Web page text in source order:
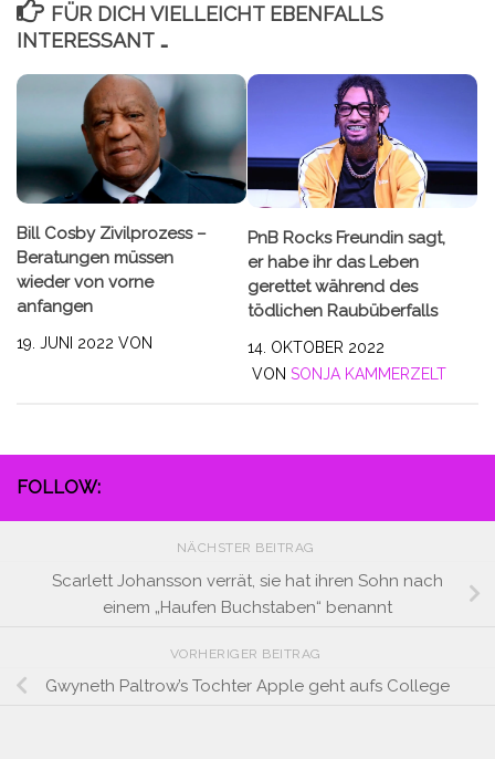
FÜR DICH VIELLEICHT EBENFALLS
INTERESSANT …
Bill Cosby Zivilprozess –
Beratungen müssen
wieder von vorne
anfangen
19. JUNI 2022 VON
PnB Rocks Freundin sagt,
er habe ihr das Leben
gerettet während des
tödlichen Raubüberfalls
14. OKTOBER 2022
VON SONJA KAMMERZELT
FOLLOW:
NÄCHSTER BEITRAG
Scarlett Johansson verrät, sie hat ihren Sohn nach
einem „Haufen Buchstaben“ benannt
VORHERIGER BEITRAG
Gwyneth Paltrow’s Tochter Apple geht aufs College